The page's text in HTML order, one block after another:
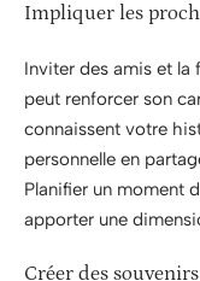
Impliquer les
Inviter des amis et
peut renforcer son
connaissent votre
personnelle en
Planifier un moment
apporter une
Créer des